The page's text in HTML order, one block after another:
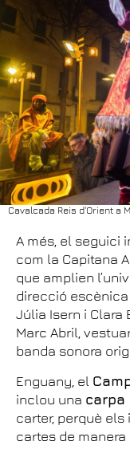
Cavalcada Reis d'Orient a
A més, el seguici
com la Capitana
que amplien
direcció
Júlia Isern i Clara
Marc Abril,
banda sonora
Enguany, el
inclou una carpa
carter, perquè
cartes de